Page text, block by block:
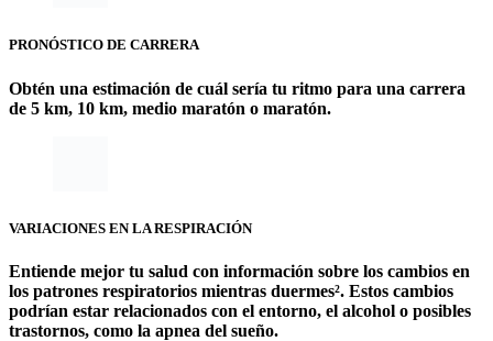
PRONÓSTICO DE CARRERA
Obtén una estimación de cuál sería tu ritmo para una carrera
de 5 km, 10 km, medio maratón o maratón.
VARIACIONES EN LA RESPIRACIÓN
Entiende mejor tu salud con información sobre los cambios en
los patrones respiratorios mientras duermes². Estos cambios
podrían estar relacionados con el entorno, el alcohol o posibles
trastornos, como la apnea del sueño.